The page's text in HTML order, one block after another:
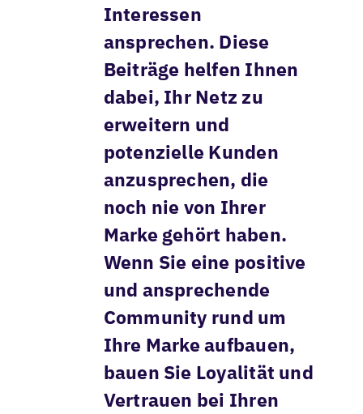
Interessen
ansprechen. Diese
Beiträge helfen Ihnen
dabei, Ihr Netz zu
erweitern und
potenzielle Kunden
anzusprechen, die
noch nie von Ihrer
Marke gehört haben.
Wenn Sie eine positive
und ansprechende
Community rund um
Ihre Marke aufbauen,
bauen Sie Loyalität und
Vertrauen bei Ihren